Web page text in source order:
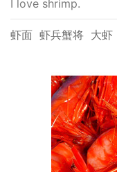
I love shrimp.
虾面 虾兵蟹将 大虾